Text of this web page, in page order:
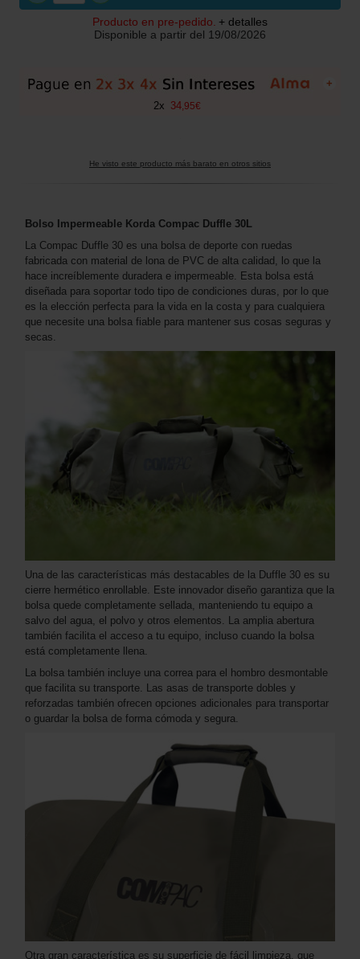
Producto en pre-pedido. + detalles
Disponible a partir del 19/08/2026
+
2x 34 95€
He visto este producto más barato en otros sitios
Bolso Impermeable Korda Compac Duffle 30L
La Compac Duffle 30 es una bolsa de deporte con ruedas
fabricada con material de lona de PVC de alta calidad, lo que la
hace increíblemente duradera e impermeable. Esta bolsa está
diseñada para soportar todo tipo de condiciones duras, por lo que
es la elección perfecta para la vida en la costa y para cualquiera
que necesite una bolsa fiable para mantener sus cosas seguras y
secas.
Una de las características más destacables de la Duffle 30 es su
cierre hermético enrollable. Este innovador diseño garantiza que la
bolsa quede completamente sellada, manteniendo tu equipo a
salvo del agua, el polvo y otros elementos. La amplia abertura
también facilita el acceso a tu equipo, incluso cuando la bolsa
está completamente llena.
La bolsa también incluye una correa para el hombro desmontable
que facilita su transporte. Las asas de transporte dobles y
reforzadas también ofrecen opciones adicionales para transportar
o guardar la bolsa de forma cómoda y segura.
Otra gran característica es su superficie de fácil limpieza, que